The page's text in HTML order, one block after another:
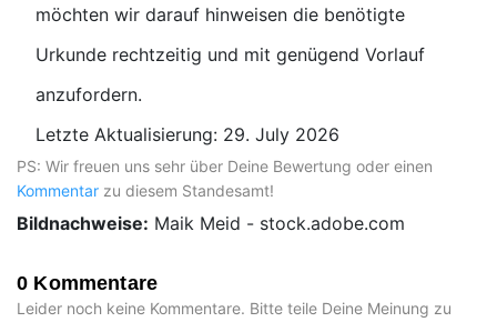
möchten wir darauf hinweisen die benötigte
Urkunde rechtzeitig und mit genügend Vorlauf
anzufordern.
Letzte Aktualisierung: 29. July 2026
PS: Wir freuen uns sehr über Deine Bewertung oder einen
Kommentar zu diesem Standesamt!
Bildnachweise: Maik Meid - stock.adobe.com
0 Kommentare
Leider noch keine Kommentare. Bitte teile Deine Meinung zu